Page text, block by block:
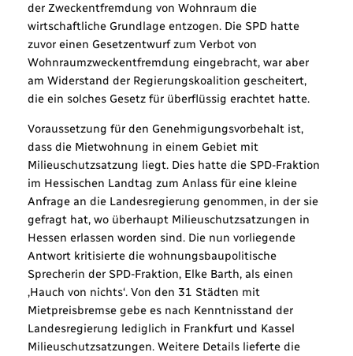
der Zweckentfremdung von Wohnraum die
wirtschaftliche Grundlage entzogen. Die SPD hatte
zuvor einen Gesetzentwurf zum Verbot von
Wohnraumzweckentfremdung eingebracht, war aber
am Widerstand der Regierungskoalition gescheitert,
die ein solches Gesetz für überflüssig erachtet hatte.
Voraussetzung für den Genehmigungsvorbehalt ist,
dass die Mietwohnung in einem Gebiet mit
Milieuschutzsatzung liegt. Dies hatte die SPD-Fraktion
im Hessischen Landtag zum Anlass für eine kleine
Anfrage an die Landesregierung genommen, in der sie
gefragt hat, wo überhaupt Milieuschutzsatzungen in
Hessen erlassen worden sind. Die nun vorliegende
Antwort kritisierte die wohnungsbaupolitische
Sprecherin der SPD-Fraktion, Elke Barth, als einen
‚Hauch von nichts‘. Von den 31 Städten mit
Mietpreisbremse gebe es nach Kenntnisstand der
Landesregierung lediglich in Frankfurt und Kassel
Milieuschutzsatzungen. Weitere Details lieferte die